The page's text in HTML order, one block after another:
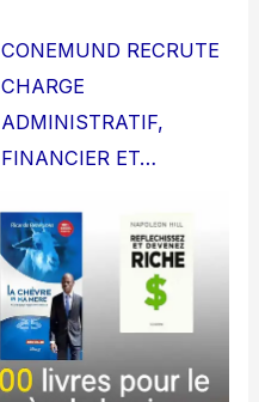
CONEMUND RECRUTE
CHARGE
ADMINISTRATIF,
FINANCIER ET…